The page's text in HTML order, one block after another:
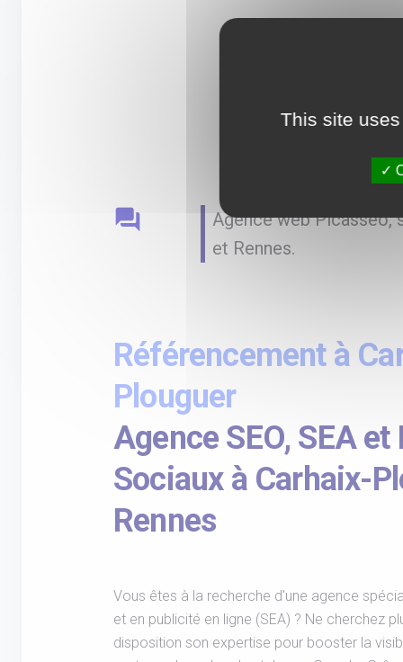
question_answer
Agence web Picasseo,
et Rennes.
Référencement à
Plouguer
Agence SEO, SEA et
Sociaux à Carhaix-
Rennes
Vous êtes à la recherche d'une agence
et en publicité en ligne (SEA) ? Ne cherchez
disposition son expertise pour booster la
This site